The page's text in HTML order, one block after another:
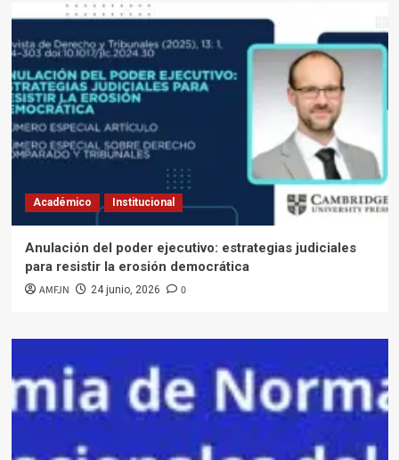
Académico Institucional
Anulación del poder ejecutivo: estrategias judiciales
para resistir la erosión democrática
AMFJN 24 junio, 2026 0